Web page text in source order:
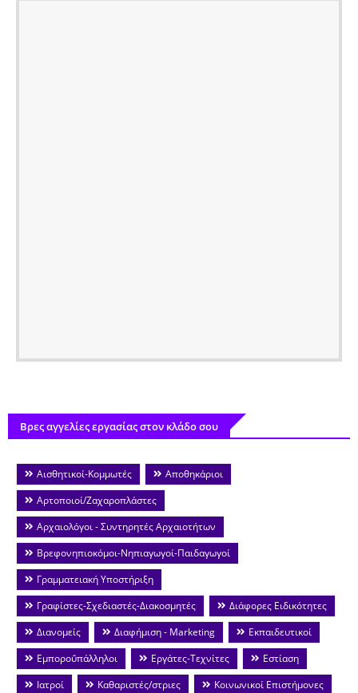
Βρες αγγελίες εργασίας στον κλάδο σου
Αισθητικοί-Κομμωτές
Αποθηκάριοι
Αρτοποιοί/Ζαχαροπλάστες
Αρχαιολόγοι - Συντηρητές Αρχαιοτήτων
Βρεφονηπιοκόμοι-Νηπιαγωγοί-Παιδαγωγοί
Γραμματειακή Υποστήριξη
Γραφίστες-Σχεδιαστές-Διακοσμητές
Διάφορες Ειδικότητες
Διανομείς
Διαφήμιση - Marketing
Εκπαιδευτικοί
Εμποροΰπάλληλοι
Εργάτες-Τεχνίτες
Εστίαση
Ιατροί
Καθαριστές/στριες Κοινωνικοί Επιστήμονες